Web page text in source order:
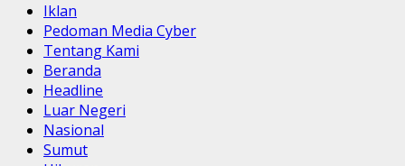
Iklan
Pedoman Media Cyber
Tentang Kami
Beranda
Headline
Luar Negeri
Nasional
Sumut